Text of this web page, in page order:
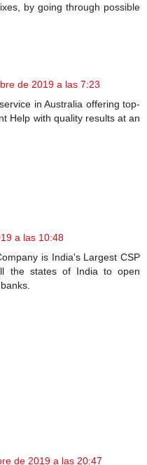
by going through possible
de 2019 a las 7:23
in Australia offering top-
Help with quality results at an
a las 10:48
is India's Largest CSP
the states of India to open
de 2019 a las 20:47